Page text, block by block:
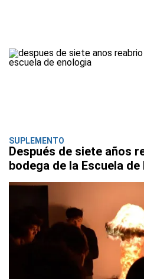
SUPLEMENTO
Después de siete años
bodega de la Escuela de